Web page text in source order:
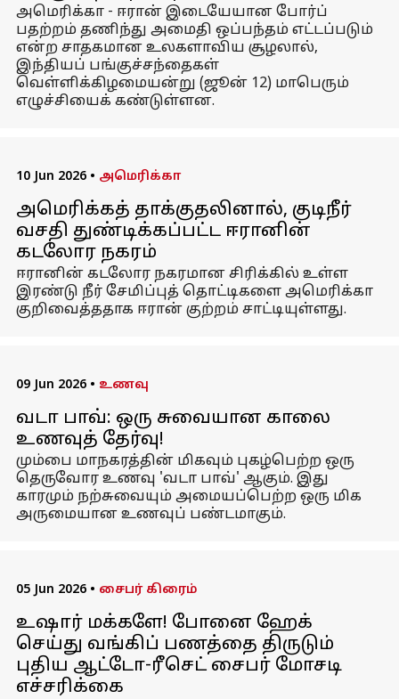
அமெரிக்கா - ஈரான் இடையேயான போர்ப்
பதற்றம் தணிந்து அமைதி ஒப்பந்தம் எட்டப்படும்
என்ற சாதகமான உலகளாவிய சூழலால்,
இந்தியப் பங்குச்சந்தைகள்
வெள்ளிக்கிழமையன்று (ஜூன் 12) மாபெரும்
எழுச்சியைக் கண்டுள்ளன.
10 Jun 2026 • அமெரிக்கா
அமெரிக்கத் தாக்குதலினால், குடிநீர்
வசதி துண்டிக்கப்பட்ட ஈரானின்
கடலோர நகரம்
ஈரானின் கடலோர நகரமான சிரிக்கில் உள்ள
இரண்டு நீர் சேமிப்புத் தொட்டிகளை அமெரிக்கா
குறிவைத்ததாக ஈரான் குற்றம் சாட்டியுள்ளது.
09 Jun 2026 • உணவு
வடா பாவ்: ஒரு சுவையான காலை
உணவுத் தேர்வு!
மும்பை மாநகரத்தின் மிகவும் புகழ்பெற்ற ஒரு
தெருவோர உணவு 'வடா பாவ்' ஆகும். இது
காரமும் நற்சுவையும் அமையப்பெற்ற ஒரு மிக
அருமையான உணவுப் பண்டமாகும்.
05 Jun 2026 • சைபர் கிரைம்
உஷார் மக்களே! போனை ஹேக்
செய்து வங்கிப் பணத்தை திருடும்
புதிய ஆட்டோ-ரீசெட் சைபர் மோசடி
எச்சரிக்கை